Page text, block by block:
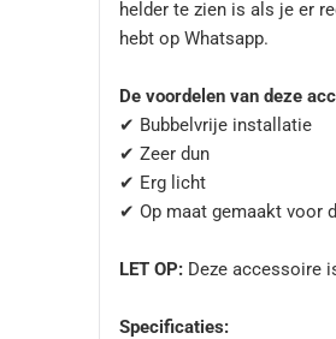
helder te zien is als je er
hebt op Whatsapp.
De voordelen van deze
✔ Bubbelvrije installatie
✔ Zeer dun
✔ Erg licht
✔ Op maat gemaakt voor
LET OP: Deze accessoire
Specificaties: